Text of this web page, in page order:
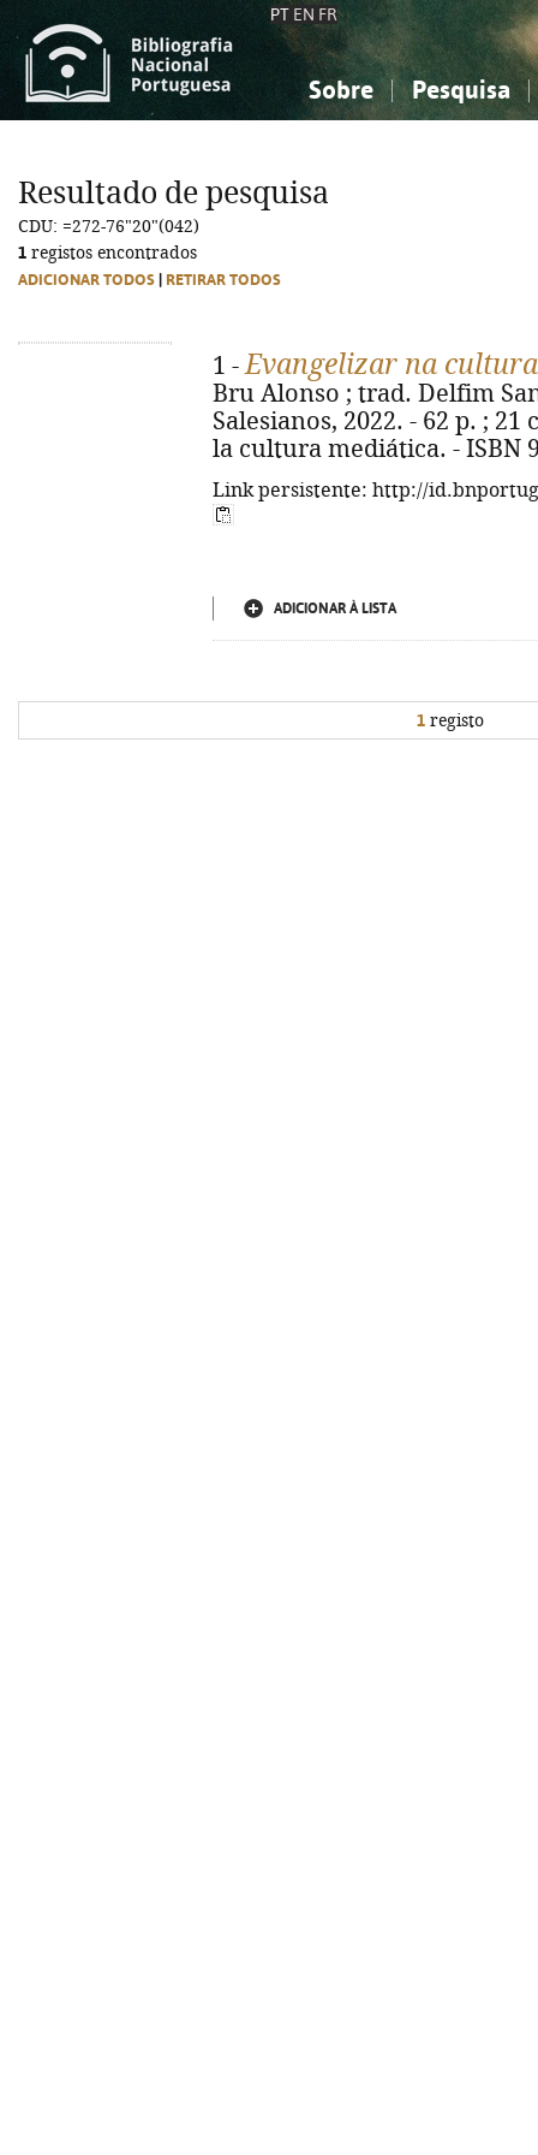
PT EN FR
Sobre Pesquisa
Ciências sociais...
Ciências sociais...
Resultado de pesquisa
CDU: =272-76"20"(042)
1 registos encontrados
ADICIONAR TODOS RETIRAR TODOS
1 -Evangelizar na
Bru Alonso ; trad. Delfim
Salesianos, 2022. - 62 p. ;
la cultura mediática. - ISBN
Link persistente: http://
ADICIONAR À LISTA
1 registo